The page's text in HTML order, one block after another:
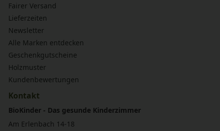
Fairer Versand
Lieferzeiten
Newsletter
Alle Marken entdecken
Geschenkgutscheine
Holzmuster
Kundenbewertungen
Kontakt
BioKinder - Das gesunde Kinderzimmer
Am Erlenbach 14-18